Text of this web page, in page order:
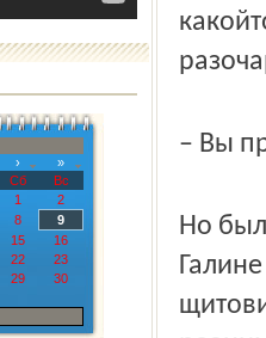
›
»
Сб
Вс
1
2
8
9
15
16
22
23
29
30
– Вы
Но